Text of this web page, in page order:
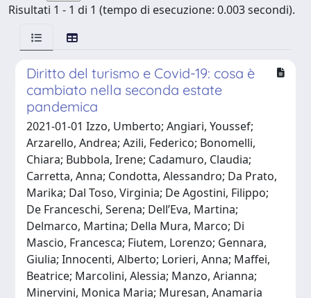
Risultati 1 - 1 di 1 (tempo di esecuzione: 0.003 secondi).
Diritto del turismo e Covid-19: cosa è
cambiato nella seconda estate
pandemica
2021-01-01 Izzo, Umberto; Angiari, Youssef;
Arzarello, Andrea; Azili, Federico; Bonomelli,
Chiara; Bubbola, Irene; Cadamuro, Claudia;
Carretta, Anna; Condotta, Alessandro; Da Prato,
Marika; Dal Toso, Virginia; De Agostini, Filippo;
De Franceschi, Serena; Dell’Eva, Martina;
Delmarco, Martina; Della Mura, Marco; Di
Mascio, Francesca; Fiutem, Lorenzo; Gennara,
Giulia; Innocenti, Alberto; Lorieri, Anna; Maffei,
Beatrice; Marcolini, Alessia; Manzo, Arianna;
Minervini, Monica Maria; Muresan, Anamaria